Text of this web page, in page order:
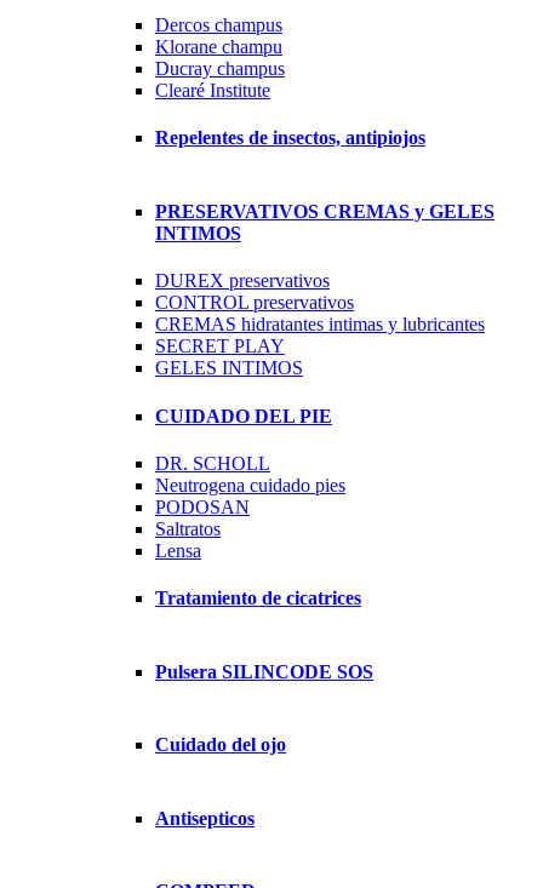
Dercos champus
Klorane champu
Ducray champus
Clearé Institute
Repelentes de insectos, antipiojos
PRESERVATIVOS CREMAS y GELES
INTIMOS
DUREX preservativos
CONTROL preservativos
CREMAS hidratantes intimas y lubricantes
SECRET PLAY
GELES INTIMOS
CUIDADO DEL PIE
DR. SCHOLL
Neutrogena cuidado pies
PODOSAN
Saltratos
Lensa
Tratamiento de cicatrices
Pulsera SILINCODE SOS
Cuidado del ojo
Antisepticos